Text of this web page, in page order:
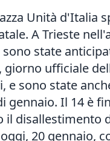
Unità d'Italia
A Trieste
sono state
giorno ufficiale
e sono state
gennaio. Il 14 è
il disallestimento
20 gennaio,